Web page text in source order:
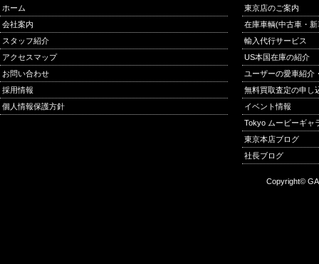
ホーム
会社案内
スタッフ紹介
アクセスマップ
お問い合わせ
採用情報
個人情報保護方針
東京店のご案内
在庫車輌(中古車・
輸入代行サービス
US本国在庫の紹介
ユーザーの愛車紹介
無料買取査定の申し
イベント情報
Tokyo ムービーギャ
東京本店ブログ
社長ブログ
Copyright©